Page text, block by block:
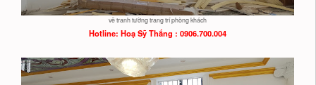
vẽ tranh tường trang trí phòng khách
Hotline: HoạSỹ Thắng : 0906.700.004